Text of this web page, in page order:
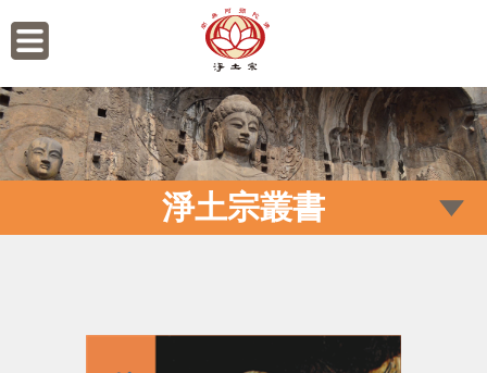
淨土宗叢書